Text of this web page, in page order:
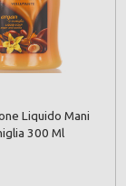
Liquido Mani
300 Ml